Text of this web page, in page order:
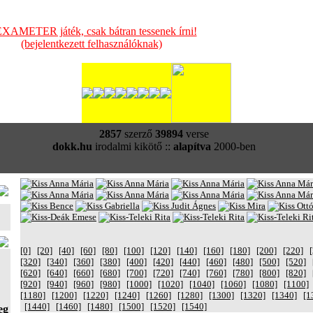
játék, csak bátran tessenek írni!
(bejelentkezett felhasználóknak)
2857szerző 39894verse
dokk.hu irodalmi kikötő :: alapítva 2000-ben
[0] [20] [40] [60] [80] [100] [120] [140] [160] [180] [200] [220]
[320]
[340] [360] [380] [400] [420] [440] [460] [480] [500] [520]
[620]
[640] [660] [680] [700] [720] [740] [760] [780] [800] [820]
[920]
[940] [960] [980] [1000] [1020] [1040] [1060] [1080] [1100]
[1180]
[1200] [1220] [1240] [1260] [1280] [1300] [1320] [1340]
[1440]
[1460] [1480] [1500] [1520] [1540]